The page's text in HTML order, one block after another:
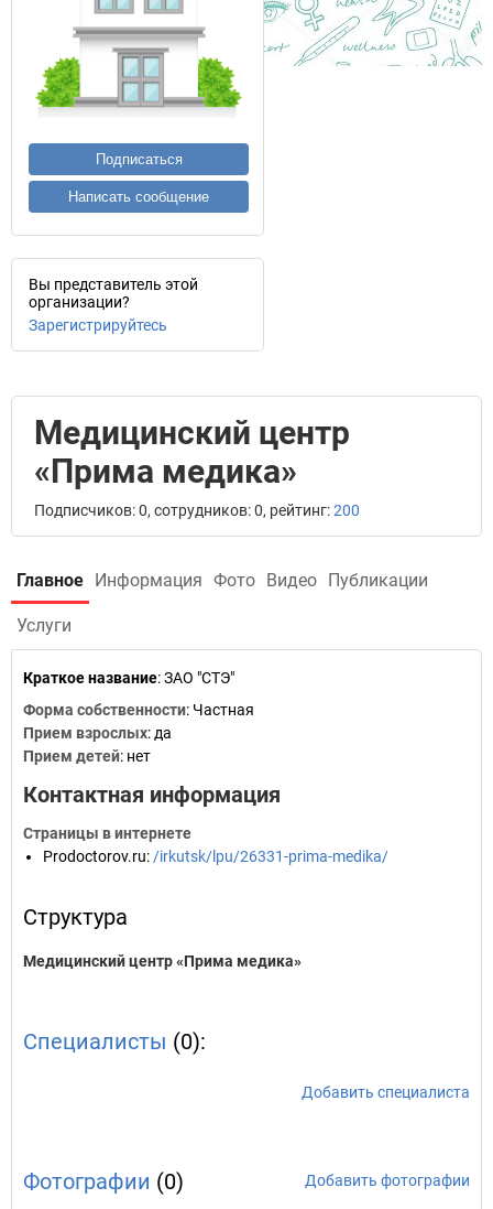
Подписаться
Написать сообщение
Вы представитель этой
организации?
Зарегистрируйтесь
Медицинский центр
«Прима медика»
Подписчиков: 0, сотрудников: 0, рейтинг:200
Главное Информация Фото Видео Публикации
Услуги
Краткое название:ЗАО "СТЭ"
Форма собственности: Частная
Прием взрослых: да
Прием детей: нет
Контактная информация
Страницы в интернете
Prodoctorov.ru: /irkutsk/lpu/26331-prima-medika/
Структура
Медицинский центр «Прима медика»
Специалисты (0):
Добавить специалиста
Фотографии (0) Добавить фотографии